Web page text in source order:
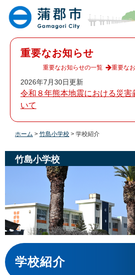
重要なお知らせ
2026年7月30日更新
令和８年熊本地震における災害
いて
重要なお知らせの一覧 重要な
ホーム > 竹島小学校 > 学校紹介
竹島小学校
本
文
学校紹介